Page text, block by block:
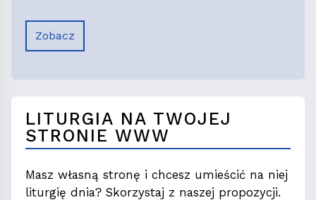
Zobacz
LITURGIA NA TWOJEJ
STRONIE WWW
Masz własną stronę i chcesz umieścić na niej
liturgię dnia? Skorzystaj z naszej propozycji.